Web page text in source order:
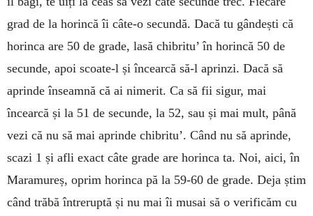
grad de la horincă îi câte-o secundă. Dacă tu gândești că
horinca are 50 de grade, lasă chibritu’ în horincă 50 de
secunde, apoi scoate-l și încearcă să-l aprinzi. Dacă să
aprinde înseamnă că ai nimerit. Ca să fii sigur, mai
încearcă și la 51 de secunde, la 52, sau și mai mult, până
vezi că nu să mai aprinde chibritu’. Când nu să aprinde,
scazi 1 și afli exact câte grade are horinca ta. Noi, aici, în
Maramureș, oprim horinca pă la 59-60 de grade. Deja știm
când trăbă întreruptă și nu mai îi musai să o verificăm cu